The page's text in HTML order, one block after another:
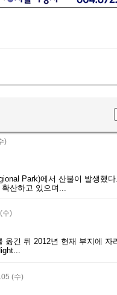
)
Park)에서 산불이 발생했
산하고 있으며...
수)
긴 뒤 2012년 현재 부지에 자
(수)